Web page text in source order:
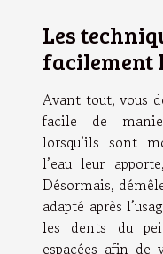
Les
facilement
Avant tout, vous
facile de
lorsqu’ils sont
l’eau leur
Désormais,
adapté après
les dents du
espacées afin de